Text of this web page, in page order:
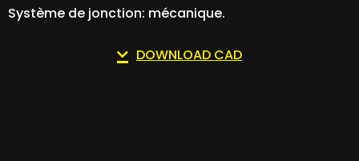
Système de jonction: mécanique.
DOWNLOAD CAD